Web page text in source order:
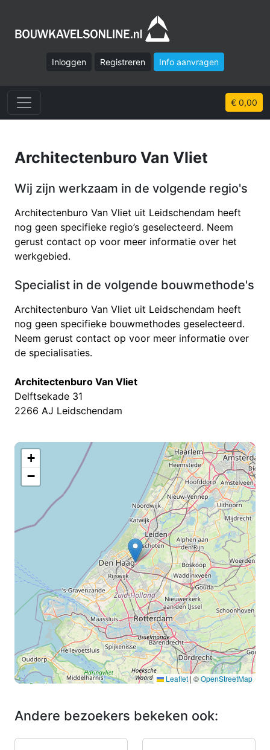
Inloggen Registreren Info aanvragen
€ 0,00
Architectenburo Van Vliet
Wij zijn werkzaam in de volgende regio's
Architectenburo Van Vliet uit Leidschendam heeft
nog geen specifieke regio’s geselecteerd. Neem
gerust contact op voor meer informatie over het
werkgebied.
Specialist in de volgende bouwmethode's
Architectenburo Van Vliet uit Leidschendam heeft
nog geen specifieke bouwmethodes geselecteerd.
Neem gerust contact op voor meer informatie over
de specialisaties.
Architectenburo Van Vliet
Delftsekade 31
2266 AJ Leidschendam
+
−
Leaflet| ©OpenStreetMap
Andere bezoekers bekeken ook: